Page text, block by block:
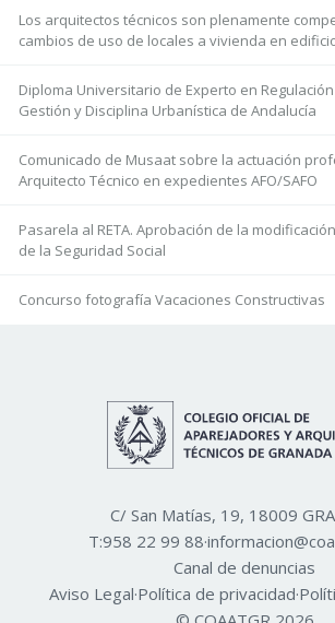
Los arquitectos técnicos son plenamente
cambios de uso de locales a vivienda en
Diploma Universitario de Experto en
Gestión y Disciplina Urbanística de Andalucía
Comunicado de Musaat sobre la actuación
Arquitecto Técnico en expedientes AFO/SAFO
Pasarela al RETA. Aprobación de la
de la Seguridad Social
Concurso fotografía Vacaciones Constructivas
C/ San Matías, 19, 18009
T:958 22 99 88·
Canal de denuncias
Aviso Legal·Política de privacidad·